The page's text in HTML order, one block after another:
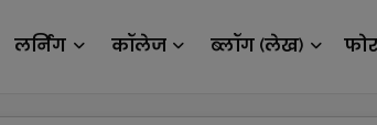
लर्निंग कॉलेज ब्लॉग (लेख)